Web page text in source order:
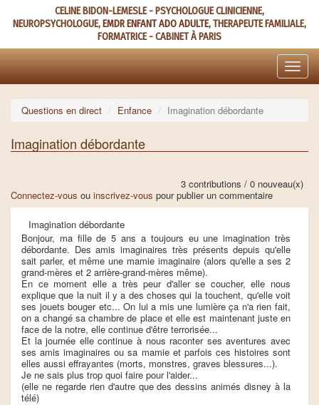
contenu
CELINE BIDON-LEMESLE - PSYCHOLOGUE CLINICIENNE,
NEUROPSYCHOLOGUE,EMDR ENFANT ADO ADULTE, THERAPEUTE FAMILIALE,
FORMATRICE - CABINET À PARIS
Toggle
Questions en direct Enfance Imagination débordante
Imagination débordante
3 contributions / 0 nouveau(x)
Connectez-vous ou inscrivez-vous pour publier un commentaire
Imagination débordante
Bonjour, ma fille de 5 ans a toujours eu une imagination très
débordante. Des amis imaginaires très présents depuis qu'elle
sait parler, et même une mamie imaginaire (alors qu'elle a ses 2
grand-mères et 2 arrière-grand-mères même).
En ce moment elle a très peur d'aller se coucher, elle nous
explique que la nuit il y a des choses qui la touchent, qu'elle voit
ses jouets bouger etc... On lui a mis une lumière ça n'a rien fait,
on a changé sa chambre de place et elle est maintenant juste en
face de la notre, elle continue d'être terrorisée...
Et la journée elle continue à nous raconter ses aventures avec
ses amis imaginaires ou sa mamie et parfois ces histoires sont
elles aussi effrayantes (morts, monstres, graves blessures...).
Je ne sais plus trop quoi faire pour l'aider...
(elle ne regarde rien d'autre que des dessins animés disney à la
télé)